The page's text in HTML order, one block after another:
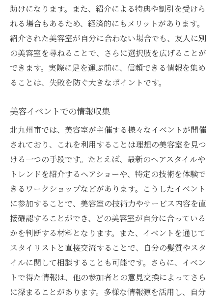
助けになります。また、紹介による特典や割引を受けら
れる場合もあるため、経済的にもメリットがあります。
紹介された美容室が自分に合わない場合でも、友人に別
の美容室を尋ねることで、さらに選択肢を広げることが
できます。実際に足を運ぶ前に、信頼できる情報を集め
ることは、失敗を防ぐ大きなポイントです。
美容イベントでの情報収集
北九州市では、美容室が主催する様々なイベントが開催
されており、これを利用することは理想の美容室を見つ
ける一つの手段です。たとえば、最新のヘアスタイルや
トレンドを紹介するヘアショーや、特定の技術を体験で
きるワークショップなどがあります。こうしたイベント
に参加することで、美容室の技術力やサービス内容を直
接確認することができ、どの美容室が自分に合っている
かを判断する材料となります。また、イベントを通じて
スタイリストと直接交流することで、自分の髪質やスタ
イルに関して相談することも可能です。さらに、イベン
トで得た情報は、他の参加者との意見交換によってさら
に深まることがあります。多様な情報源を活用し、自分